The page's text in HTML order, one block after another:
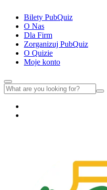
Bilety PubQuiz
O Nas
Dla Firm
Zorganizuj PubQuiz
O Quizie
Moje konto